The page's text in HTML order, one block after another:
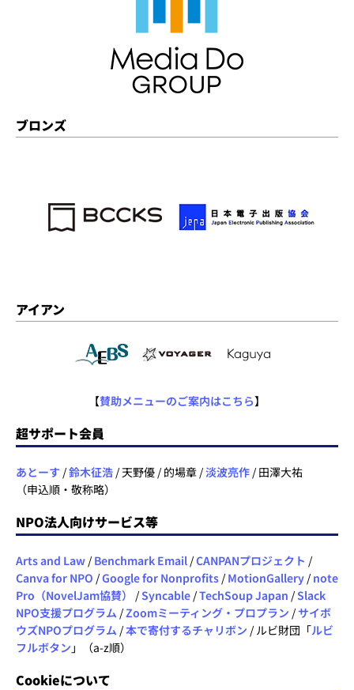
ブロンズ
アイアン
【賛助メニューのご案内はこちら】
超サポート会員
あとーす /鈴木征浩 / 天野優 / 的場章 /淡波亮作 / 田澤大祐
（申込順・敬称略）
NPO法人向けサービス等
Arts and Law / Benchmark Email /CANPANプロジェクト /
Canva for NPO /Google for Nonprofits / MotionGallery / note
Pro（NovelJam協賛）
/Syncable /TechSoup Japan /Slack
NPO支援プログラム /Zoomミーティング・プロプラン /サイボ
ウズNPOプログラム /本で寄付するチャリボン / ルビ財団「ルビ
フルボタン 」（a-z順）
Cookieについて